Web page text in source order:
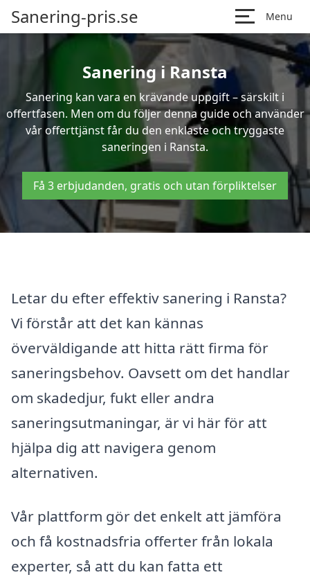
Sanering-pris.se Menu
Sanering i Ransta
Sanering kan vara en krävande uppgift – särskilt i
offertfasen. Men om du följer denna guide och använder
vår offerttjänst får du den enklaste och tryggaste
saneringen i Ransta.
Få 3 erbjudanden, gratis och utan förpliktelser
Letar du efter effektiv sanering i Ransta?
Vi förstår att det kan kännas
överväldigande att hitta rätt firma för
saneringsbehov. Oavsett om det handlar
om skadedjur, fukt eller andra
saneringsutmaningar, är vi här för att
hjälpa dig att navigera genom
alternativen.
Vår plattform gör det enkelt att jämföra
och få kostnadsfria offerter från lokala
experter, så att du kan fatta ett